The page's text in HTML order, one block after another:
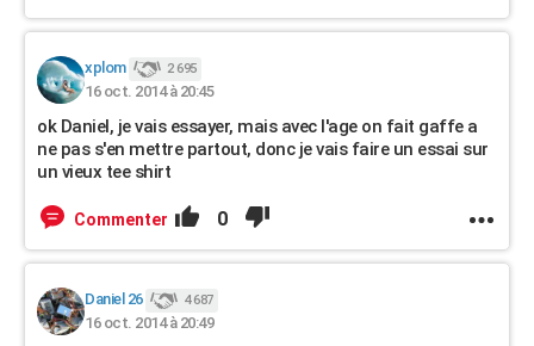
xplom 2 695
16 oct. 2014 à 20:45
ok Daniel, je vais essayer, mais avec l'age on fait gaffe a
ne pas s'en mettre partout, donc je vais faire un essai sur
un vieux tee shirt
Commenter 0
Daniel 26 4 687
16 oct. 2014 à 20:49